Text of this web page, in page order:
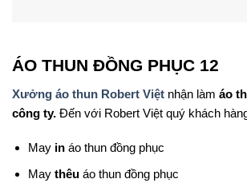
ÁO THUN ĐỒNG PHỤC 12
Xưởng áo thun Robert Việt nhận làm áo
công ty. Đến với Robert Việt quý khách
Mayináo thun đồng phục
May thêuáo thun đồng phục